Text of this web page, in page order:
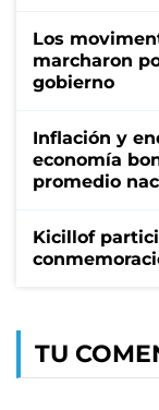
Los
marcharon
gobierno
Inflación y
economía
promedio
Kicillof
TU